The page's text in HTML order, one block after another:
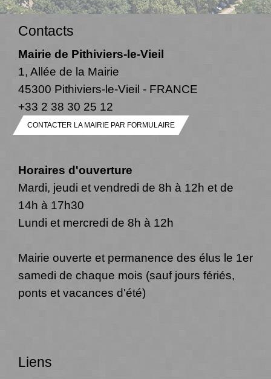
Contacts
Mairie de Pithiviers-le-Vieil
1, Allée de la Mairie
45300 Pithiviers-le-Vieil - FRANCE
+33 2 38 30 25 12
CONTACTER LA MAIRIE PAR FORMULAIRE
Horaires d'ouverture
Mardi, jeudi et vendredi de 8h à 12h et de
14h à 17h30
Lundi et mercredi de 8h à 12h
Mairie ouverte et permanence des élus le 1er
samedi de chaque mois (sauf jours fériés,
ponts et vacances d'été)
Liens